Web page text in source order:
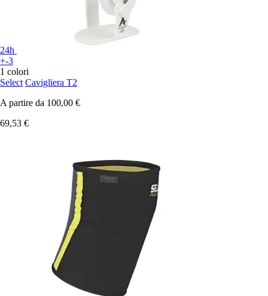
24h
+-3
1 colori
Select Cavigliera T2
A partire da 100,00 €
69,53 €